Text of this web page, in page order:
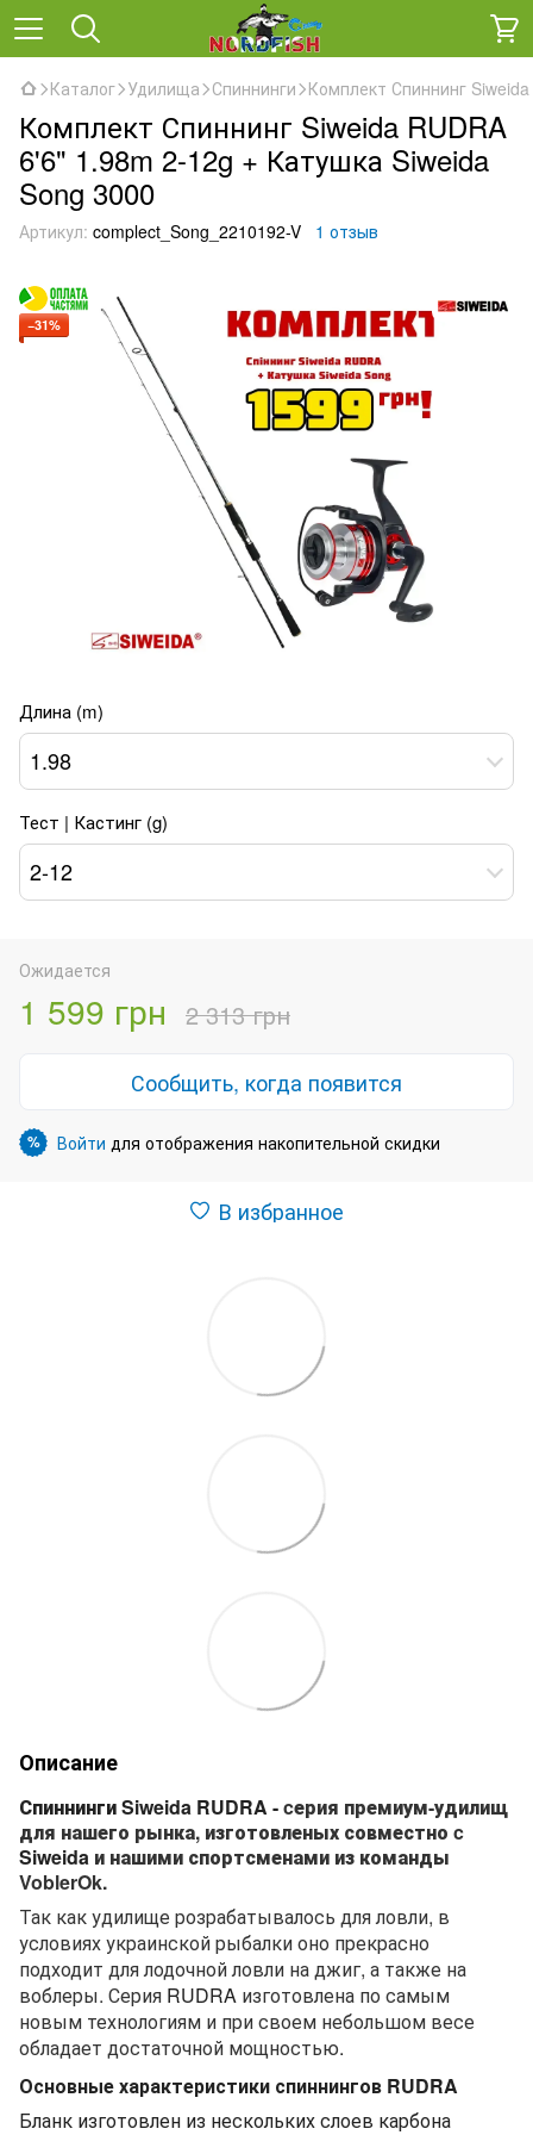
Каталог Удилища Спиннинги Комплект Спиннинг
Комплект Спиннинг Siweida RUDRA
6'6" 1.98m 2-12g + Катушка Siweida
Song 3000
Артикул: complect_Song_2210192-V 1 отзыв
−31%
Длина (m)
1.98
Тест | Кастинг (g)
2-12
Ожидается
1 599 грн 2 313 грн
Сообщить, когда появится
% Войти для отображения накопительной скидки
В избранное
Описание
СпиннингиSiweida RUDRA -cерия премиум-удилищ
для нашего рынка, изготовленых совместно c
Siweida и нашими спортсменами из команды
VoblerOk.
Так как удилище розрабатывалось для ловли, в
условиях украинской рыбалки оно прекрасно
подходит для лодочной ловли на джиг, а также на
воблеры. Серия RUDRA изготовлена по самым
новым технологиям и при своем небольшом весе
обладает достаточной мощностью.
Основные характеристики спиннингов RUDRA
Бланк изготовлен из нескольких слоев карбона